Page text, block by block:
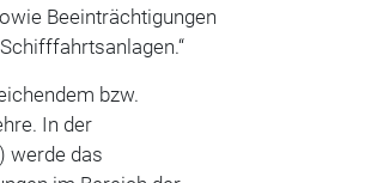
Beeinträchtigungen
bzw.
In der
werde das